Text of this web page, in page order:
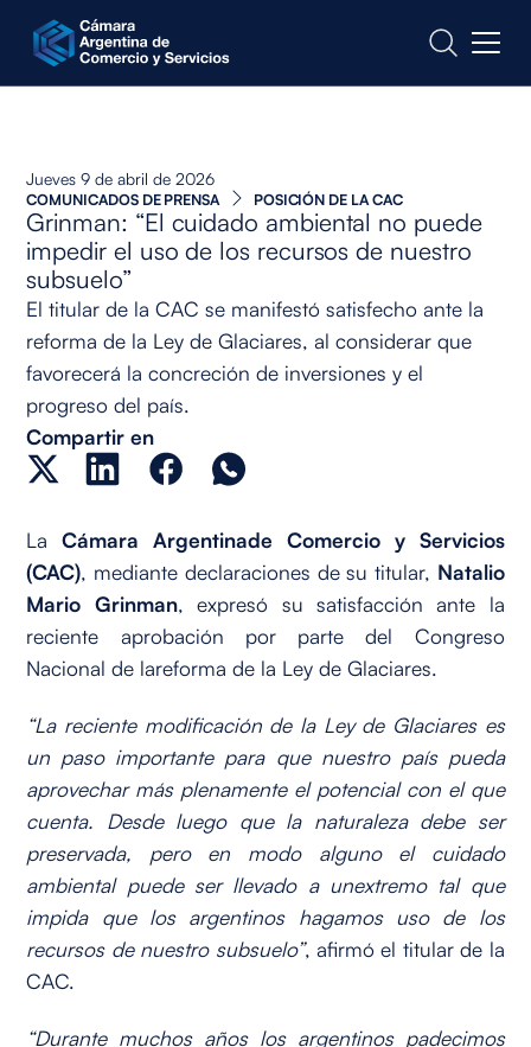
CONTACTO
Jueves 9 de abril de 2026
COMUNICADOS DE PRENSA POSICIÓN DE LA CAC
Grinman: “El cuidado ambiental no puede
impedir el uso de los recursos de nuestro
subsuelo”
El titular de la CAC se manifestó satisfecho ante la
reforma de la Ley de Glaciares, al considerar que
favorecerá la concreción de inversiones y el
progreso del país.
Compartir en
LaCámara Argentinade Comercio y Servicios
(CAC), mediante declaraciones de su titular, Natalio
Mario Grinman, expresó su satisfacción ante la
reciente aprobación por parte del Congreso
Nacional de lareforma de la Ley de Glaciares.
“La reciente modificación de la Ley de Glaciares es
un paso importante para que nuestro país pueda
aprovechar más plenamente el potencial con el que
cuenta. Desde luego que la naturaleza debe ser
preservada, pero en modo alguno el cuidado
ambiental puede ser llevado a unextremo tal que
impida que los argentinos hagamos uso de los
recursos de nuestro subsuelo”, afirmó el titular de la
CAC.
“Durante muchos años los argentinos padecimos